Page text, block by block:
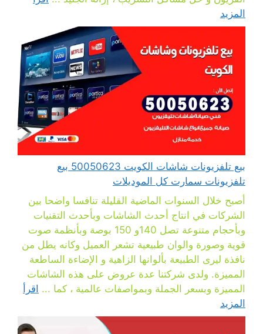
المزيد
بيع تلفزيونات شاشات الكويت 50050623 بيع
تلفزيونات سمارت كل الموديلات
أصبح خلال السنوات الماضية القليلة تنافسا واضحا بين
الشركات في انتاج أحدث الشاشات وبأحدث التقنيات
وبأحجام متنوعة تصل 140و 150 بوصة وبأنظمة صوت
قوية وصورة والوان طبيعية تشعر العميل وكانه يطل من
نافذة ليرى الطبيعة بألوانها الزاهية و الإضاءة الساطعة
المميزة. ولدى شركتنا عدة عروض على هذه الشاشات
المميزة وبسعر الجملة وبمواصفات عالمية ، كما ... اقرأ
المزيد